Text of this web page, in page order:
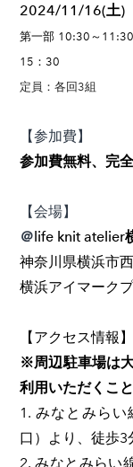
2024/11/16(土)
第一部 10:30～
15：30
定員：各回3組
【参加費】
参加費無料、完
【会場】
＠ life knit atelier
神奈川県横浜市
横浜アイマーク
​【アクセス情報】
※周辺駐車場は
利用いただくこ
1. みなとみら
口）より、徒歩3
2. みなとみらい